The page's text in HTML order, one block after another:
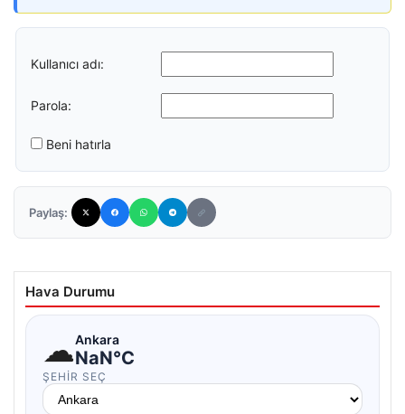
Kullanıcı adı:
Parola:
Beni hatırla
Paylaş:
Hava Durumu
☁Ankara
NaN°C
ŞEHIR SEÇ